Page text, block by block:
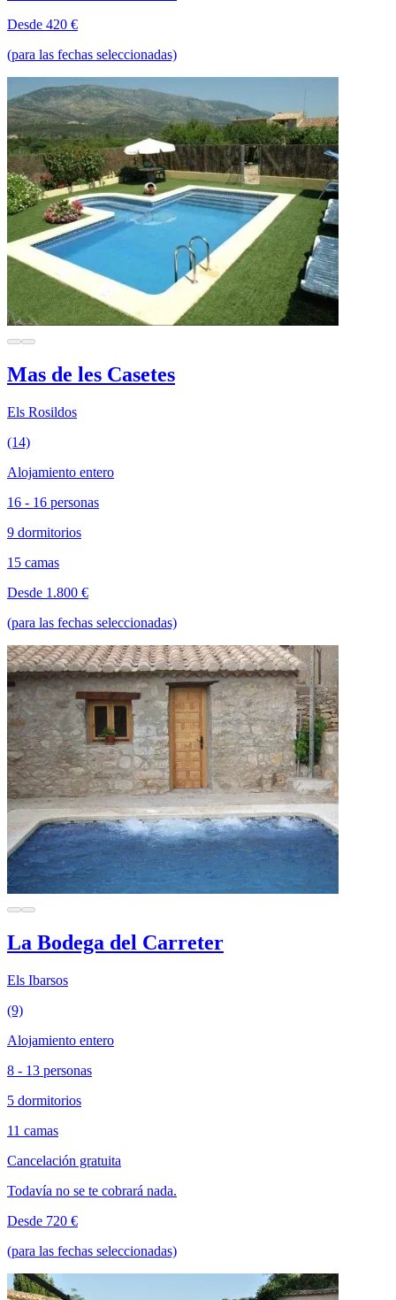
Desde 420 €
(para las fechas seleccionadas)
Mas de les Casetes
Els Rosildos
(14)
Alojamiento entero
16 - 16 personas
9 dormitorios
15 camas
Desde 1.800 €
(para las fechas seleccionadas)
La Bodega del Carreter
Els Ibarsos
(9)
Alojamiento entero
8 - 13 personas
5 dormitorios
11 camas
Cancelación gratuita
Todavía no se te cobrará nada.
Desde 720 €
(para las fechas seleccionadas)